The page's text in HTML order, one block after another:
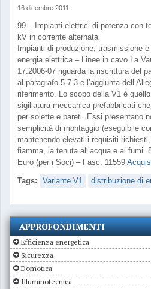
16 dicembre 2011
99 – Impianti elettrici di potenza con
kV in corrente alternata
Impianti di produzione, trasmissione
energia elettrica – Linee in cavo La
17:2006-07 riguarda la riscrittura del
al paragrafo 5.7.3 e l’aggiunta
riferimento. Lo scopo della V1 è
sigillatura meccanica prefabbricati
per solette e pareti. Essi presentano
semplicità di montaggio (eseguibile
mantenendo elevati i requisiti
fiamma, la tenuta all’acqua e ai fumi.
Euro (per i Soci) – Fasc. 11559
Tags: Variante V1 distribuzione di
APPROFONDIMENTI
Efficienza energetica
Sicurezza
Domotica
Illuminotecnica